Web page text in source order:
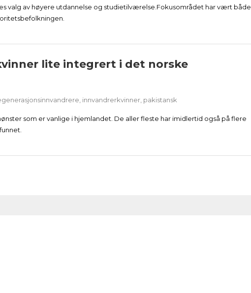
valg av høyere utdannelse og studietilværelse.Fokusområdet har vært både
lite integrert i det norske
innvandrerkvinner pakistansk
som er vanlige i hjemlandet. De aller fleste har imidlertid også på flere